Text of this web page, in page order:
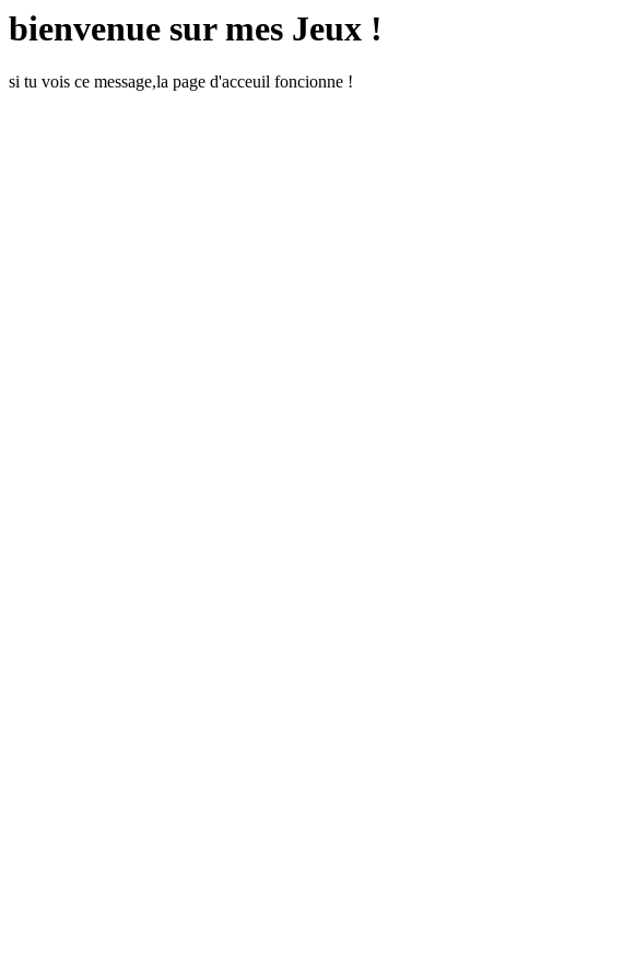
bienvenue sur mes Jeux !
si tu vois ce message,la page d'acceuil foncionne !